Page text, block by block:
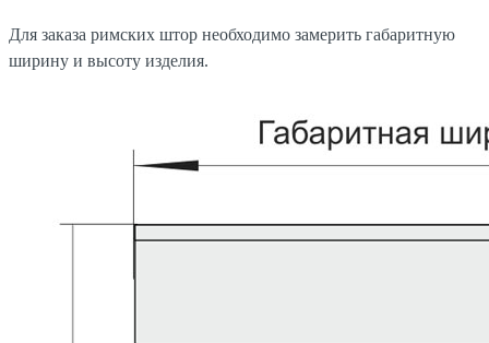
Для заказа римских штор необходимо замерить габаритную
ширину и высоту изделия.